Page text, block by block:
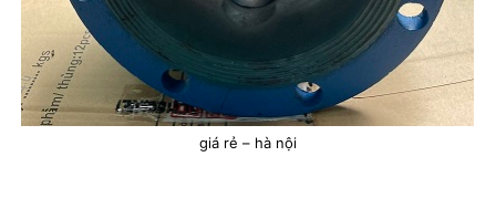
giá rẻ – hà nội